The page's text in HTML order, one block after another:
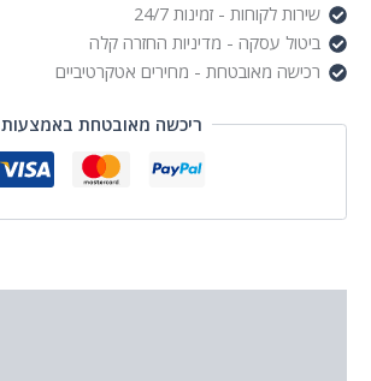
שירות לקוחות - זמינות 24/7
ביטול עסקה - מדיניות החזרה קלה
רכישה מאובטחת - מחירים אטקרטיביים
ריכשה מאובטחת באמצעות